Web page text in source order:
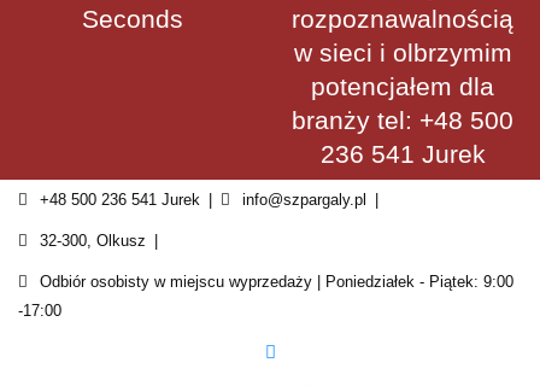
Seconds
rozpoznawalnością
w sieci i olbrzymim
potencjałem dla
branży tel: +48 500
236 541 Jurek
+48 500 236 541 Jurek info@szpargaly.pl
32-300, Olkusz
Odbiór osobisty w miejscu wyprzedaży | Poniedziałek - Piątek: 9:00
-17:00